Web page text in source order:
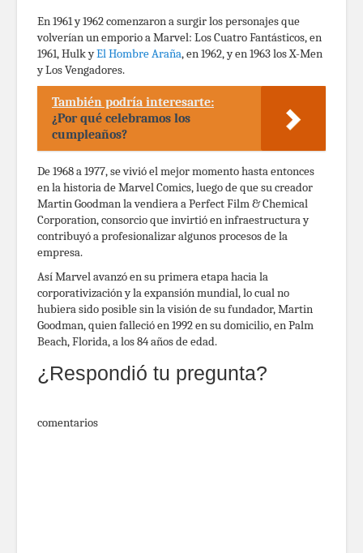
En 1961 y 1962 comenzaron a surgir los personajes que
volverían un emporio a Marvel: Los Cuatro Fantásticos, en
1961, Hulk yEl Hombre Araña, en 1962, y en 1963 los X-Men
y Los Vengadores.
También podría interesarte:
¿Por qué celebramos los
cumpleaños?
De 1968 a 1977, se vivió el mejor momento hasta entonces
en la historia de Marvel Comics, luego de que su creador
Martin Goodman la vendiera a Perfect Film & Chemical
Corporation, consorcio que invirtió en infraestructura y
contribuyó a profesionalizar algunos procesos de la
empresa.
Así Marvel avanzó en su primera etapa hacia la
corporativización y la expansión mundial, lo cual no
hubiera sido posible sin la visión de su fundador, Martin
Goodman, quien falleció en 1992 en su domicilio, en Palm
Beach, Florida, a los 84 años de edad.
¿Respondió tu pregunta?
comentarios